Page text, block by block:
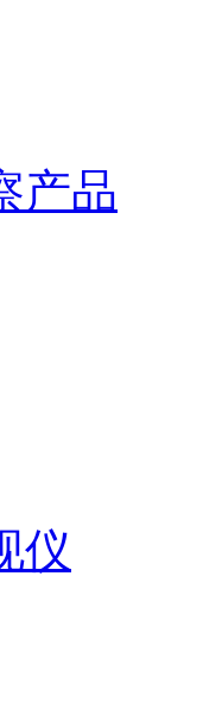
产品
仪